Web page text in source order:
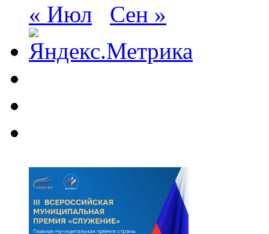
« Июл Сен »